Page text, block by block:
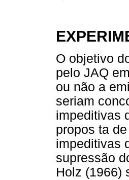
O objetivo
pelo JAQ
ou não a
seriam
impeditivas
propos ta
impeditivas
supressão
Holz (1966)